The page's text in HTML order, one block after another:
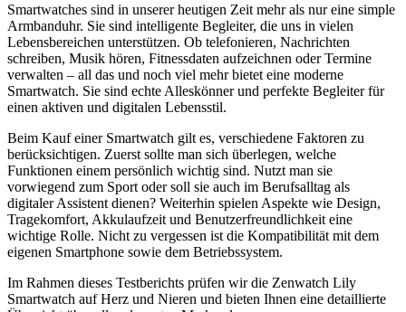
Smartwatches sind in unserer heutigen Zeit mehr als nur eine simple
Armbanduhr. Sie sind intelligente Begleiter, die uns in vielen
Lebensbereichen unterstützen. Ob telefonieren, Nachrichten
schreiben, Musik hören, Fitnessdaten aufzeichnen oder Termine
verwalten – all das und noch viel mehr bietet eine moderne
Smartwatch. Sie sind echte Alleskönner und perfekte Begleiter für
einen aktiven und digitalen Lebensstil.
Beim Kauf einer Smartwatch gilt es, verschiedene Faktoren zu
berücksichtigen. Zuerst sollte man sich überlegen, welche
Funktionen einem persönlich wichtig sind. Nutzt man sie
vorwiegend zum Sport oder soll sie auch im Berufsalltag als
digitaler Assistent dienen? Weiterhin spielen Aspekte wie Design,
Tragekomfort, Akkulaufzeit und Benutzerfreundlichkeit eine
wichtige Rolle. Nicht zu vergessen ist die Kompatibilität mit dem
eigenen Smartphone sowie dem Betriebssystem.
Im Rahmen dieses Testberichts prüfen wir die Zenwatch Lily
Smartwatch auf Herz und Nieren und bieten Ihnen eine detaillierte